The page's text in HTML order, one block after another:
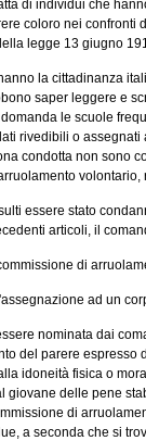
di individui che
coloro nei confronti
legge 13 giugno
la cittadinanza
saper leggere e
le scuole
rivedibili o
condotta non sono
essere stato
articoli, il
di
ad un
nominata dai
del parere espresso
idoneità fisica o
delle pene
di
a seconda che si